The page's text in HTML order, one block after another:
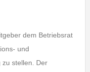
dem Betriebsrat
und
zu stellen. Der